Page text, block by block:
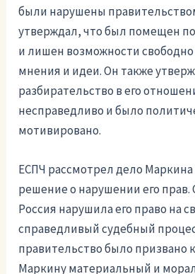
были нарушены
утверждал, что был помещен
и лишен возможности
мнения и идеи. Он также
разбирательство в его
несправедливо и было
мотивировано.
ЕСПЧ рассмотрел дело Маркина
решение о нарушении его прав.
Россия нарушила его право на
справедливый судебный
правительство было призвано
Маркину материальный и